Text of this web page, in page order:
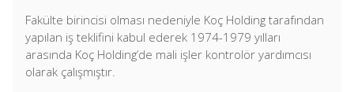
Fakülte birincisi olması nedeniyle Koç Holding tarafından
yapılan iş teklifini kabul ederek 1974-1979 yılları
arasında Koç Holding’de mali işler kontrolör yardımcısı
olarak çalışmıştır.